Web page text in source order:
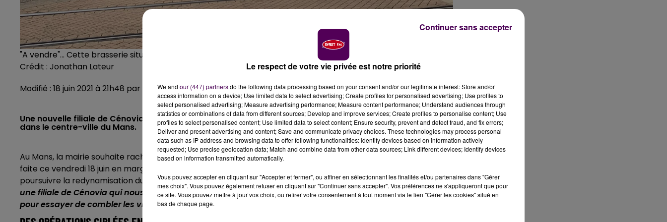
"A vendre"... Cette brasserie située face à la gare du Mans
Crédit : Jonathan Lateur
Modifié : 18 juin 2021 à 21h48 par Jonathan Lateur
Une nouvelle filiale de Cénovia va voir le jour afin de faire l'acquisition de cellules commerciales vides
dans le centre-ville du Mans.
Au Mans, la mairie souhaite racheter les cellules commerciales qui ne trouvent pas preneur. L’annonce a été
faite ce vendredi 18 juin en marge de la présentation du nouvel office de commerce qui aura pour mission de
poursuivre la redynamisation du centre-ville."Avec le soutien de la Banque des territoires, nous allons créer
une filiale de Cénovia qui nous permettra d’acheter des locaux commerciaux et d’y mettre des locataires
pour essayer de combler les vides"explique Stéphane Le Foll, maire de la capitale sarthoise.
Le respect de votre vie privée est notre priorité
We and our (447) partnersdo the following data processing based on your consent and/or our legitimate interest: Store and/or
access information on a device; Use limited data to select advertising; Create profiles for personalised advertising; Use profiles to
select personalised advertising; Measure advertising performance; Measure content performance; Understand audiences through
statistics or combinations of data from different sources; Develop and improve services; Create profiles to personalise content; Use
profiles to select personalised content; Use limited data to select content; Ensure security, prevent and detect fraud, and fix errors;
Deliver and present advertising and content; Save and communicate privacy choices. These technologies may process personal
data such as IP address and browsing data to offer following functionalities: Identify devices based on information actively
requested; Use precise geolocation data; Match and combine data from other data sources; Link different devices; Identify devices
based on information transmitted automatically.
Vous pouvez accepter en cliquant sur "Accepter et fermer", ou affiner en sélectionnant les finalités et/ou partenaires dans "Gérer
mes choix". Vous pouvez également refuser en cliquant sur "Continuer sans accepter". Vos préférences ne s'appliqueront que pour
ce site. Vous pouvez mettre à jour vos choix, ou retirer votre consentement à tout moment via le lien "Gérer les cookies" situé en
bas de chaque page.
Continuer sans accepter